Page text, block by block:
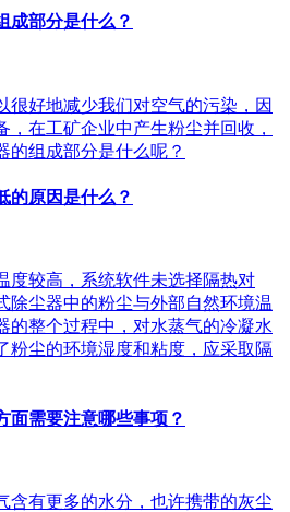
成部分是什么？
很好地减少我们对空气的污染，因
，在工矿企业中产生粉尘并回收，
的组成部分是什么呢？
的原因是什么？
度较高，系统软件未选择隔热对
除尘器中的粉尘与外部自然环境温
的整个过程中，对水蒸气的冷凝水
粉尘的环境湿度和粘度，应采取隔
面需要注意哪些事项？
含有更多的水分，也许携带的灰尘